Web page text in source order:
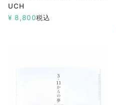
UCH
¥ 8,800税込